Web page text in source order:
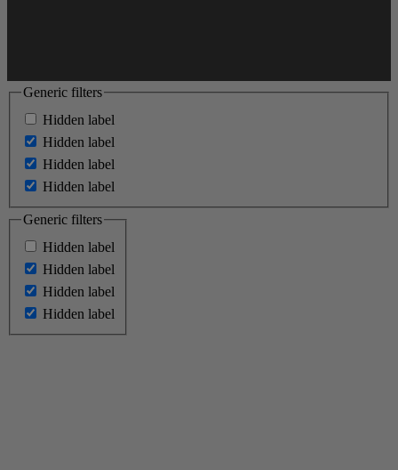
Generic filters
Hidden label
Hidden label
Hidden label
Hidden label
Generic filters
Hidden label
Hidden label
Hidden label
Hidden label